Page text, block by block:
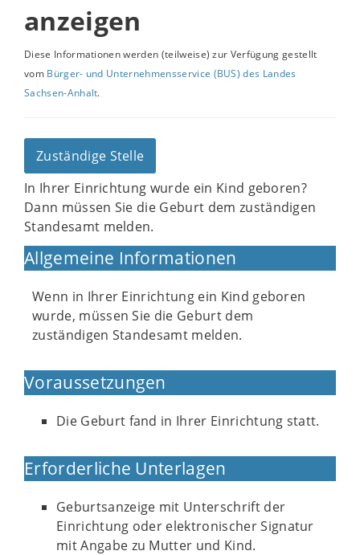
anzeigen
Diese Informationen werden (teilweise) zur Verfügung gestellt
vom Bürger- und Unternehmensservice (BUS) des Landes
Sachsen-Anhalt.
Zuständige Stelle
In Ihrer Einrichtung wurde ein Kind geboren?
Dann müssen Sie die Geburt dem zuständigen
Standesamt melden.
Allgemeine Informationen
Wenn in Ihrer Einrichtung ein Kind geboren
wurde, müssen Sie die Geburt dem
zuständigen Standesamt melden.
Voraussetzungen
Die Geburt fand in Ihrer Einrichtung statt.
Erforderliche Unterlagen
Geburtsanzeige mit Unterschrift der
Einrichtung oder elektronischer Signatur
mit Angabe zu Mutter und Kind.